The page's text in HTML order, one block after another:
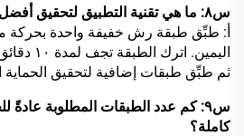
س٨: ما هي تقنية التطبيق لتحقيق أفضل النتائج؟
أ: طبِّق طبقة رش خفيفة واحدة بحركة
ثم طبِّق طبقات إضافية لتحقيق الحماية
س٩: كم عدد الطبقات المطلوبة
كاملة؟